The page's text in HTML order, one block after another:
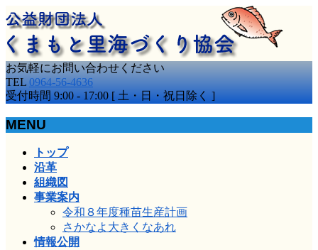
お気軽にお問い合わせください
TEL 0964-56-4636
受付時間 9:00 - 17:00 [ 土・日・祝日除く ]
MENU
トップ
沿革
組織図
事業案内
令和８年度種苗生産計画
さかなよ大きくなあれ
情報公開